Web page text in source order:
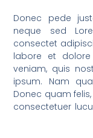
Donec pede
neque sed
consectet
labore et
veniam, quis
ipsum. Nam
Donec quam
consectetuer